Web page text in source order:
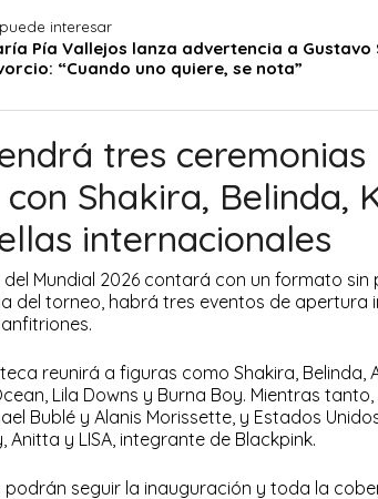
puede interesar
Pía Vallejos lanza advertencia a Gustavo
“Cuando uno quiere, se nota”
tres ceremonias
Shakira, Belinda,
internacionales
Mundial 2026 contará con un formato sin
del torneo, habrá tres eventos de apertura
reunirá a figuras como Shakira, Belinda,
Lila Downs y Burna Boy. Mientras
Bublé y Alanis Morissette, y Estados
Anitta y LISA, integrante de Blackpink.
podrán seguir la inauguración y toda la